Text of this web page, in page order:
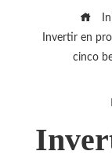
Invertir en
cinco